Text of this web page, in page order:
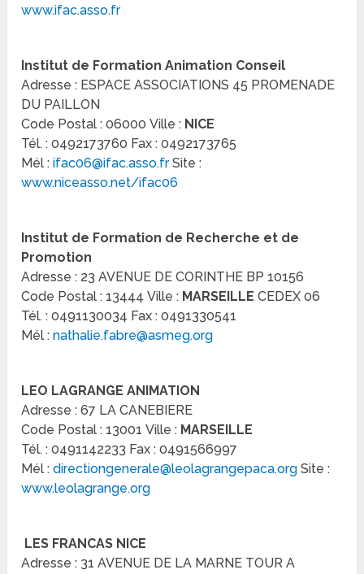
www.ifac.asso.fr
Institut de Formation Animation Conseil
Adresse : ESPACE ASSOCIATIONS 45 PROMENADE
DU PAILLON
Code Postal : 06000 Ville : NICE
Tél. : 0492173760 Fax : 0492173765
Mél :ifac06@ifac.asso.frSite :
www.niceasso.net/ifac06
Institut de Formation de Recherche et de
Promotion
Adresse : 23 AVENUE DE CORINTHE BP 10156
Code Postal : 13444 Ville : MARSEILLECEDEX 06
Tél. : 0491130034 Fax : 0491330541
Mél :nathalie.fabre@asmeg.org
LEO LAGRANGE ANIMATION
Adresse : 67 LA CANEBIERE
Code Postal : 13001 Ville : MARSEILLE
Tél. : 0491142233 Fax : 0491566997
Mél :directiongenerale@leolagrangepaca.org Site :
www.leolagrange.org
LES FRANCAS NICE
Adresse : 31 AVENUE DE LA MARNE TOUR A